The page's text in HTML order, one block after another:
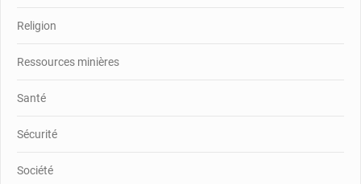
Religion
Ressources minières
Santé
Sécurité
Société